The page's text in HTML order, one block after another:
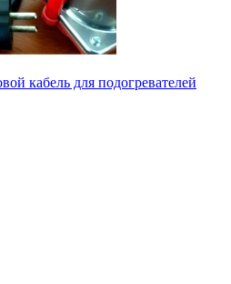
кабель для подогревателей